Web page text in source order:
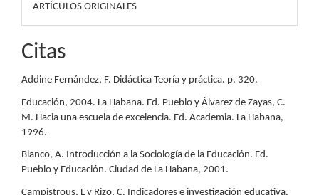
ARTÍCULOS ORIGINALES
Citas
Addine Fernández, F. Didáctica Teoría y práctica. p. 320.
Educación, 2004. La Habana. Ed. Pueblo y Álvarez de Zayas, C.
M. Hacia una escuela de excelencia. Ed. Academia. La Habana,
1996.
Blanco, A. Introducción a la Sociología de la Educación. Ed.
Pueblo y Educación. Ciudad de La Habana, 2001.
Campistrous, L y Rizo, C. Indicadores e investigación educativa.